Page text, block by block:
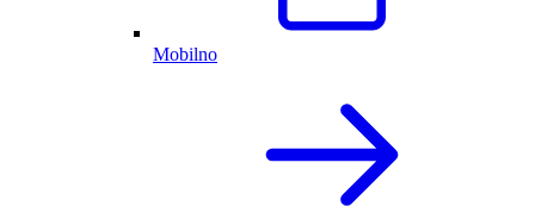
Mobilno